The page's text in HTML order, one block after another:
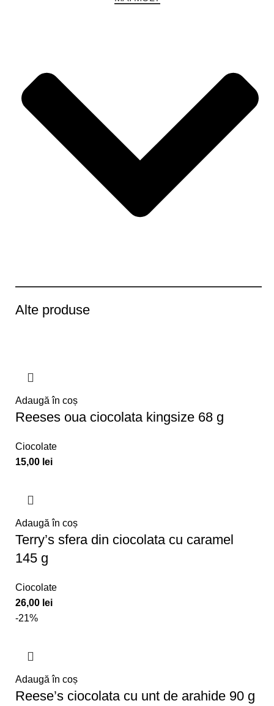
Alte produse
Adaugă în coș
Reeses oua ciocolata kingsize 68 g
Ciocolate
15,00 lei
Adaugă în coș
Terry’s sfera din ciocolata cu caramel
145 g
Ciocolate
26,00 lei
-21%
Adaugă în coș
Reese’s ciocolata cu unt de arahide 90 g